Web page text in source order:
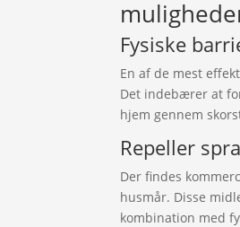
Fysiske
En af de mest
Det indebærer at
hjem gennem
Repeller
Der findes
husmår. Disse
kombination med